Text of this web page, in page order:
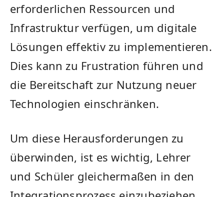
erforderlichen Ressourcen und
Infrastruktur verfügen, ​um digitale
Lösungen effektiv zu implementieren.
Dies ⁢kann zu Frustration ​führen und​
die Bereitschaft zur Nutzung neuer
Technologien ⁤einschränken.
Um diese Herausforderungen zu
überwinden, ist ⁤es wichtig, Lehrer
und Schüler gleichermaßen ⁣in den‌